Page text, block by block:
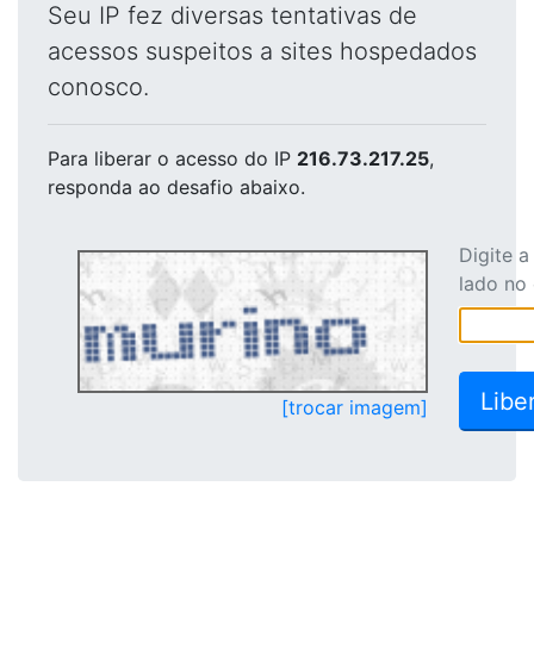
Seu IP fez diversas tentativas de
acessos suspeitos a sites hospedados
conosco.
Para liberar o acesso do IP 216.73.217.25,
responda ao desafio abaixo.
[trocar imagem]
Digite
lado no